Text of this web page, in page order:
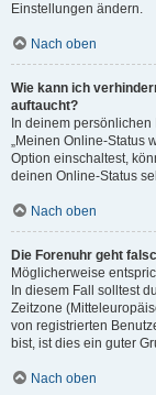
Einstellungen ändern.
Nach oben
Wie kann ich
auftaucht?
In deinem
„Meinen Online-Status
Option einschaltest,
deinen Online-Status
Nach oben
Die Forenuhr geht
Möglicherweise
In diesem Fall solltest
Zeitzone
von registrierten
bist, ist dies ein guter
Nach oben